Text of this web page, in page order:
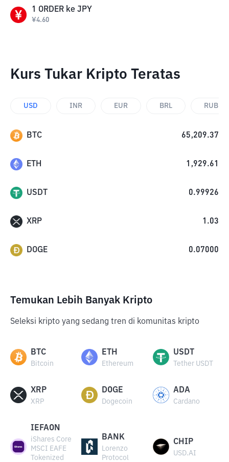
1 ORDER ke JPY
¥4.60
Kurs Tukar Kripto Teratas
USD INR EUR BRL RUB
BTC 65,209.37
ETH 1,929.61
USDT 0.99926
XRP 1.03
DOGE 0.07000
Temukan Lebih Banyak Kripto
Seleksi kripto yang sedang tren di komunitas kripto
BTC
Bitcoin
ETH
Ethereum
USDT
Tether USDT
XRP
XRP
DOGE
Dogecoin
ADA
Cardano
IEFAON
iShares Core
MSCI EAFE
Tokenized
BANK
Lorenzo
Protocol
CHIP
USD.AI